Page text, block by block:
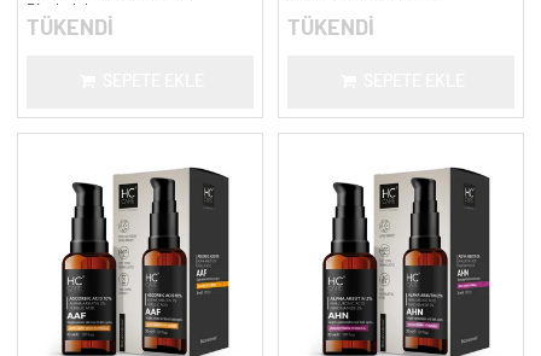
Bisabolol
TÜKENDİ TÜKENDİ